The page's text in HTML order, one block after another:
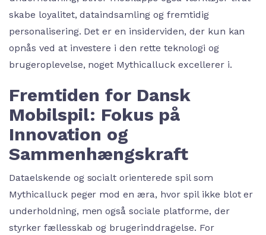
skabe loyalitet, dataindsamling og fremtidig
personalisering. Det er en insiderviden, der kun kan
opnås ved at investere i den rette teknologi og
brugeroplevelse, noget Mythicalluck excellerer i.
Fremtiden for Dansk
Mobilspil: Fokus på
Innovation og
Sammenhængskraft
Dataelskende og socialt orienterede spil som
Mythicalluck peger mod en æra, hvor spil ikke blot er
underholdning, men også sociale platforme, der
styrker fællesskab og brugerinddragelse. For